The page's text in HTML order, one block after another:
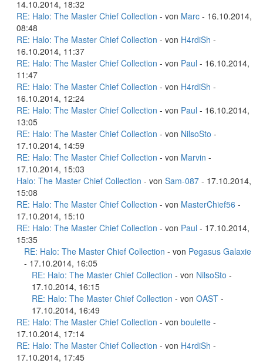
14.10.2014, 18:32
RE: Halo: The Master Chief Collection - von Marc - 16.10.2014,
08:48
RE: Halo: The Master Chief Collection - von H4rdiSh -
16.10.2014, 11:37
RE: Halo: The Master Chief Collection - von Paul - 16.10.2014,
11:47
RE: Halo: The Master Chief Collection - von H4rdiSh -
16.10.2014, 12:24
RE: Halo: The Master Chief Collection - von Paul - 16.10.2014,
13:05
RE: Halo: The Master Chief Collection - von NilsoSto -
17.10.2014, 14:59
RE: Halo: The Master Chief Collection - von Marvin -
17.10.2014, 15:03
Halo: The Master Chief Collection - von Sam-087 - 17.10.2014,
15:08
RE: Halo: The Master Chief Collection - von MasterChief56 -
17.10.2014, 15:10
RE: Halo: The Master Chief Collection - von Paul - 17.10.2014,
15:35
RE: Halo: The Master Chief Collection - von Pegasus Galaxie
- 17.10.2014, 16:05
RE: Halo: The Master Chief Collection - von NilsoSto -
17.10.2014, 16:15
RE: Halo: The Master Chief Collection - von OAST -
17.10.2014, 16:49
RE: Halo: The Master Chief Collection - von boulette -
17.10.2014, 17:14
RE: Halo: The Master Chief Collection - von H4rdiSh -
17.10.2014, 17:45